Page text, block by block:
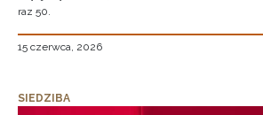
raz 50.
15 czerwca, 2026
SIEDZIBA